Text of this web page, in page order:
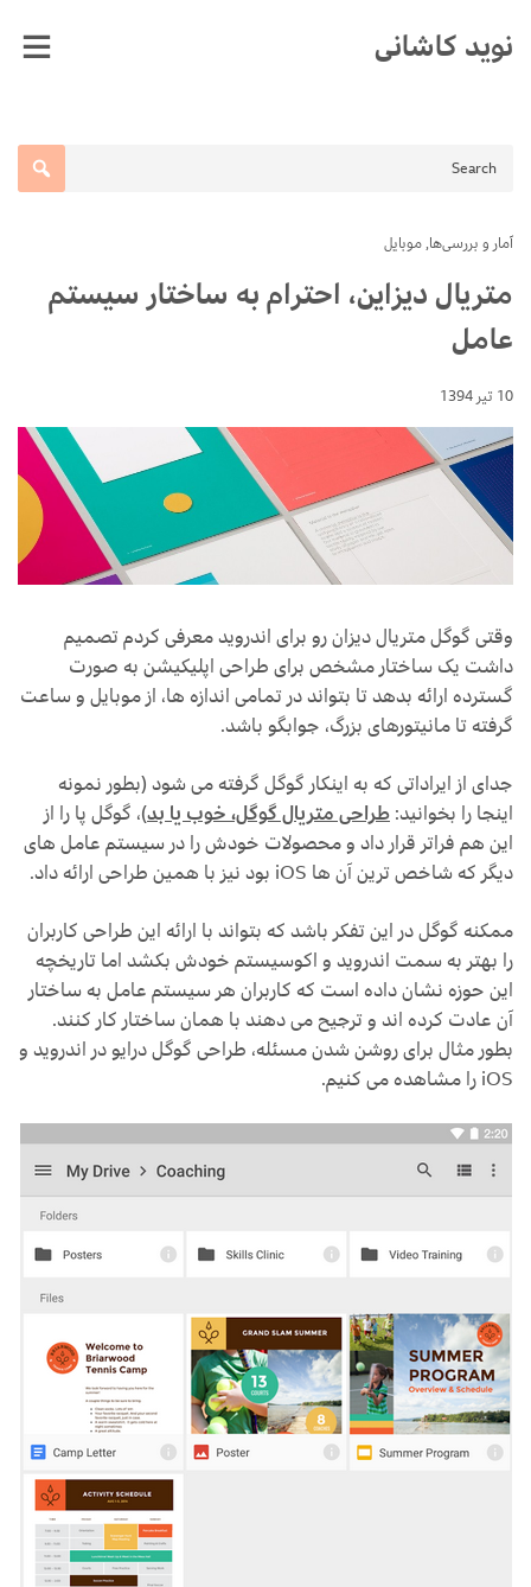
content
نوید کاشانی
آمار و بررسی‌ها,موبایل
متریال دیزاین، احترام به ساختار سیستم
عامل
10 تیر 1394
وقتی گوگل متریال دیزان رو برای اندروید معرفی کردم تصمیم
داشت یک ساختار مشخص برای طراحی اپلیکیشن به صورت
گسترده ارائه بدهد تا بتواند در تمامی اندازه ها، از موبایل و ساعت
گرفته تا مانیتورهای بزرگ، جوابگو باشد.
جدای از ایراداتی که به اینکار گوگل گرفته می شود (بطور نمونه
اینجا را بخوانید:طراحی متریال گوگل، خوب یا بد)، گوگل پا را از
این هم فراتر قرار داد و محصولات خودش را در سیستم عامل های
دیگر که شاخص ترین آن ها iOS بود نیز با همین طراحی ارائه داد.
ممکنه گوگل در این تفکر باشد که بتواند با ارائه این طراحی کاربران
را بهتر به سمت اندروید و اکوسیستم خودش بکشد اما تاریخچه
این حوزه نشان داده است که کاربران هر سیستم عامل به ساختار
آن عادت کرده اند و ترجیح می دهند با همان ساختار کار کنند.
بطور مثال برای روشن شدن مسئله، طراحی گوگل درایو در اندروید و
iOS را مشاهده می کنیم.